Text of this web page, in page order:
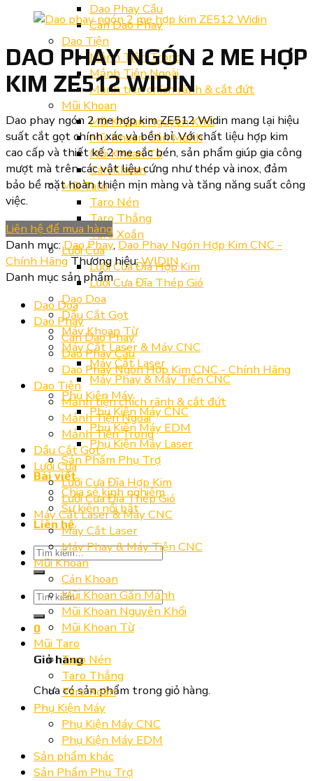
Dao Phay Cầu
Cán Dao Phay
Dao Tiện
Mảnh Tiện Trong
Mảnh Tiện Ngoài
Mảnh tiện chích rãnh & cắt đứt
Mũi Khoan
Mũi Khoan Nguyên Khối
Mũi Khoan Gắn Mảnh
Mũi Khoan Từ
Cán Khoan
Mũi Taro
Taro Nén
Taro Thẳng
Taro Xoắn
Lưỡi Cưa
Lưỡi Cưa Đĩa Hợp Kim
Lưỡi Cưa Đĩa Thép Gió
Dao Doa
Dầu Cắt Gọt
Máy Khoan Từ
Máy Cắt Laser & Máy CNC
Máy Cắt Laser
Máy Phay & Máy Tiện CNC
Phụ Kiện Máy
Phụ Kiện Máy CNC
Phụ Kiện Máy EDM
Phụ Kiện Máy Laser
Sản Phẩm Phụ Trợ
Bài viết
Chia sẻ kinh nghiệm
Sự kiện nổi bật
Liên hệ
Tìm
kiếm:
Tìm
kiếm:
0
Giỏ hàng
Chưa có sản phẩm trong giỏ hàng.
DAO PHAY NGÓN 2 ME HỢP
KIM ZE512 WIDIN
Dao phay ngón 2 me hợp kim ZE512 Widin mang lại hiệu
suất cắt gọt chính xác và bền bỉ. Với chất liệu hợp kim
cao cấp và thiết kế 2 me sắc bén, sản phẩm giúp gia công
mượt mà trên các vật liệu cứng như thép và inox, đảm
bảo bề mặt hoàn thiện mịn màng và tăng năng suất công
việc.
Liên hệ để mua hàng
Danh mục:Dao Phay,Dao Phay Ngón Hợp Kim CNC -
Chính HãngThương hiệu:WIDIN
Danh mục sản phẩm
Dao Doa
Dao Phay
Cán Dao Phay
Dao Phay Cầu
Dao Phay Ngón Hợp Kim CNC - Chính Hãng
Dao Tiện
Mảnh tiện chích rãnh & cắt đứt
Mảnh Tiện Ngoài
Mảnh Tiện Trong
Dầu Cắt Gọt
Lưỡi Cưa
Lưỡi Cưa Đĩa Hợp Kim
Lưỡi Cưa Đĩa Thép Gió
Máy Cắt Laser & Máy CNC
Máy Cắt Laser
Máy Phay & Máy Tiện CNC
Mũi Khoan
Cán Khoan
Mũi Khoan Gắn Mảnh
Mũi Khoan Nguyên Khối
Mũi Khoan Từ
Mũi Taro
Taro Nén
Taro Thẳng
Taro Xoắn
Phụ Kiện Máy
Phụ Kiện Máy CNC
Phụ Kiện Máy EDM
Sản phẩm khác
Sản Phẩm Phụ Trợ